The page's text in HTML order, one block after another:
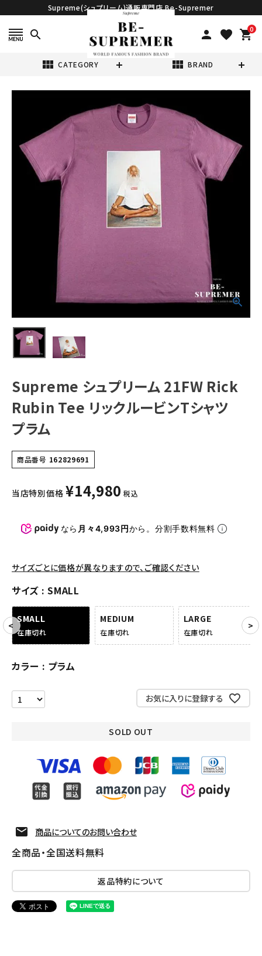
Supreme(シュプリーム)通販専門店 Be-Supremer
search person favorite 0
shopping_cart
view_module CATEGORY view_module BRAND
NEW ITEMS
Tシャツ・ロングスリーブ
ジャケット・アウター
キャップ・ハット
ニット帽・ビーニー
バックパック・リュック
パンツ・ショーツ
SEASON
CONTENTS
ACCOUNT MENU
meeting_room
Follow us
Supreme シュプリーム 21FW Rick
Rubin Tee リックルービンTシャツ
プラム
商品番号 162829691
当店特別価格 ¥14,980 税込
なら 月々4,993円から。分割手数料無料
サイズごとに価格が異なりますので、ご確認ください
サイズ SMALL
SMALL
在庫切れ
MEDIUM
在庫切れ
LARGE
在庫切れ
カラー プラム
お気に入りに登録する
SOLD OUT
商品についてのお問い合わせ
全商品・全国送料無料
返品特約について